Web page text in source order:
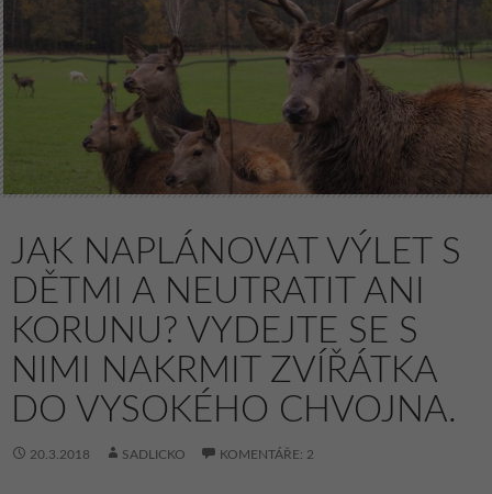
JAK NAPLÁNOVAT VÝLET S
DĚTMI A NEUTRATIT ANI
KORUNU? VYDEJTE SE S
NIMI NAKRMIT ZVÍŘÁTKA
DO VYSOKÉHO CHVOJNA.
20.3.2018 SADLICKO KOMENTÁŘE: 2